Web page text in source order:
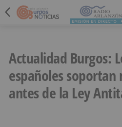
Actualidad Burgos:
españoles soportan
antes de la Ley